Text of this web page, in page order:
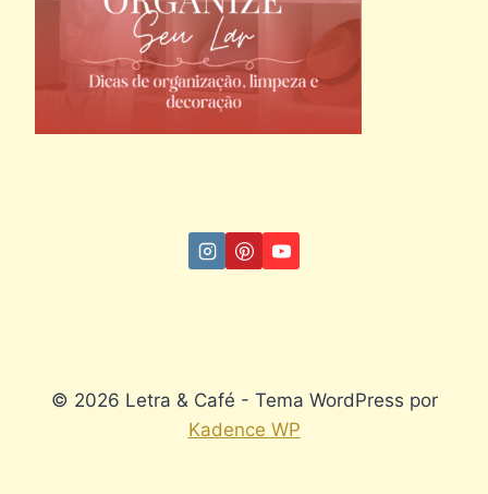
© 2026 Letra & Café - Tema WordPress por
Kadence WP